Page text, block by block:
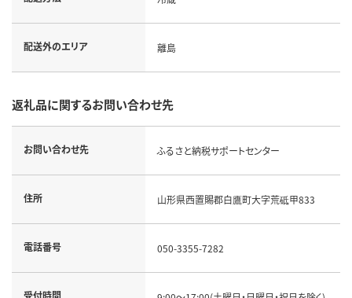
配送外のエリア 離島
返礼品に関するお問い合わせ先
お問い合わせ先 ふるさと納税サポートセンター
住所 山形県西置賜郡白鷹町大字荒砥甲833
電話番号 050-3355-7282
受付時間